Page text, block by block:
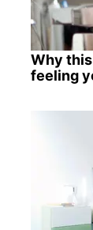
Why
feeling